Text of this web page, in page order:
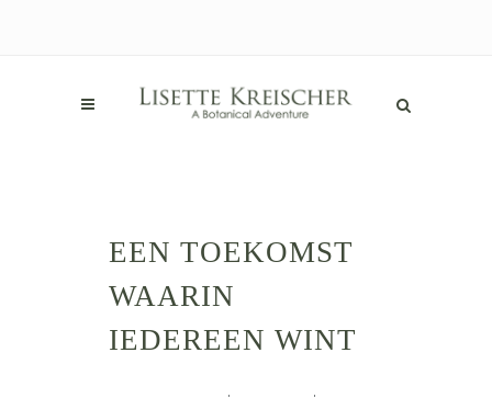
EEN TOEKOMST
WAARIN
IEDEREEN WINT